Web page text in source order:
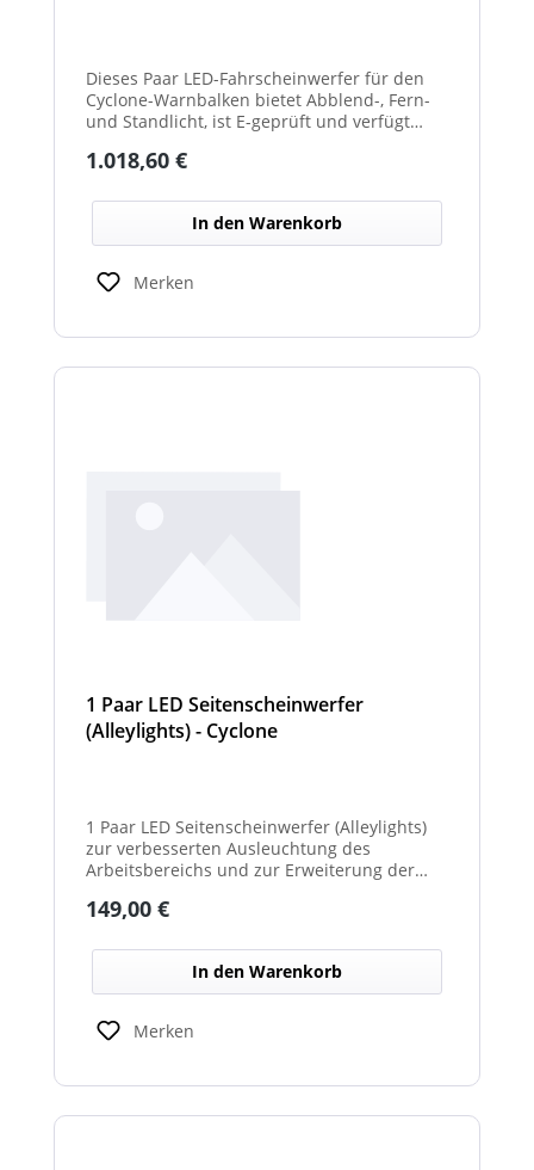
Dieses Paar LED-Fahrscheinwerfer für den
Cyclone-Warnbalken bietet Abblend-, Fern-
und Standlicht, ist E-geprüft und verfügt
Einsatz im Winterdienst.
Regulärer Preis:
1.018,60 €
In den Warenkorb
Merken
1 Paar LED Seitenscheinwerfer
(Alleylights) - Cyclone
1 Paar LED Seitenscheinwerfer (Alleylights)
zur verbesserten Ausleuchtung des
Arbeitsbereichs und zur Erweiterung der
Regulärer Preis:
149,00 €
In den Warenkorb
Merken